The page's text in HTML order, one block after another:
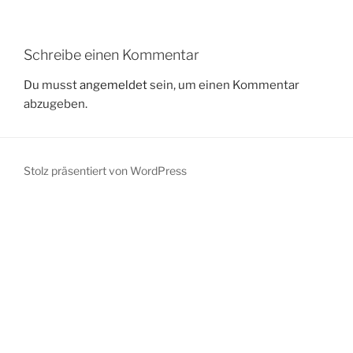
Schreibe einen Kommentar
Du musstangemeldetsein, um einen Kommentar
abzugeben.
Stolz präsentiert von WordPress